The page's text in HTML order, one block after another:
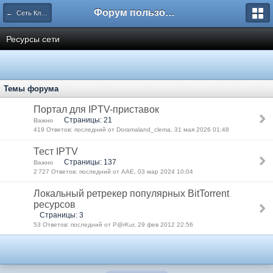
← Сеть Климовск.Net Форум пользователей ООО "Климовская сеть"
Ресурсы сети
Темы форума
Портал для IPTV-приставок
Важно Страницы: 21
419 Ответов: последний от Doramaland_clema, 31 мая 2026 01:48
Тест IPTV
Важно Страницы: 137
2 727 Ответов: последний от AAE, 03 мар 2024 10:04
Локальный ретрекер популярных BitTorrent
ресурсов
Страницы: 3
53 Ответов: последний от P@rKur, 29 фев 2012 22:56